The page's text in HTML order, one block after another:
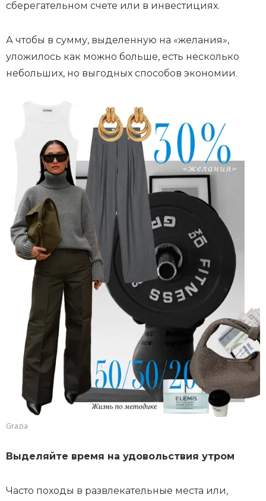
сберегательном счете или в инвестициях.
А чтобы в сумму, выделенную на «желания»,
уложилось как можно больше, есть несколько
небольших, но выгодных способов экономии.
Grazia
Выделяйте время на удовольствия утром
Часто походы в развлекательные места или,